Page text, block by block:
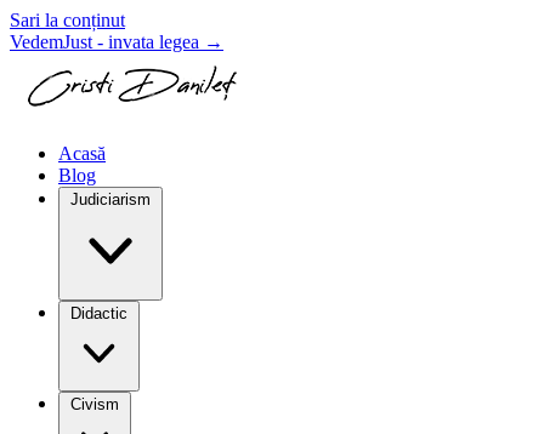
Sari la conținut
VedemJust - invata legea →
Acasă
Blog
Judiciarism
Didactic
Civism